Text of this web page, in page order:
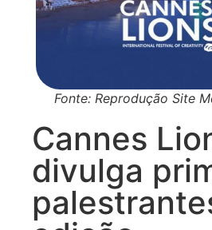
Fonte: Reprodução Site
Cannes
divulga